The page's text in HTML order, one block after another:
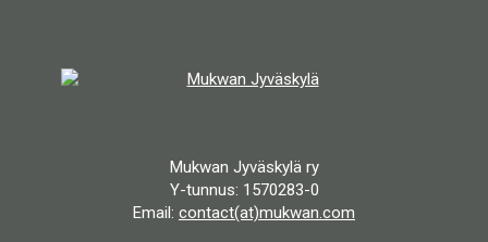
Mukwan Jyväskylä ry
Y-tunnus: 1570283-0
Email: contact(at)mukwan.com